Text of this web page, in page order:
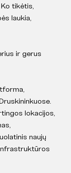
tikėtis,
laukia,
ir gerus
lokacijos,
naujų